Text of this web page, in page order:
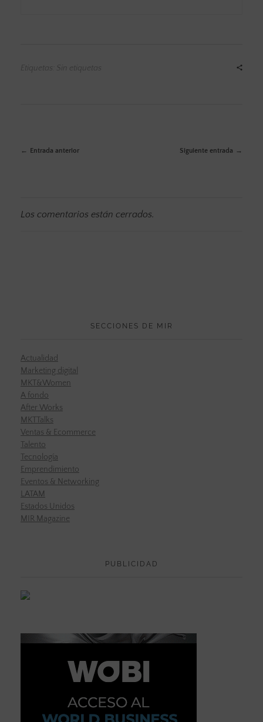
Etiquetas: Sin etiquetas
Entrada anterior Siguiente entrada
Los comentarios están cerrados.
SECCIONES DE MIR
Actualidad
Marketing digital
MKT&Women
A fondo
After Works
MKTTalks
Ventas & Ecommerce
Talento
Tecnología
Emprendimiento
Eventos & Networking
LATAM
Estados Unidos
MIR Magazine
PUBLICIDAD